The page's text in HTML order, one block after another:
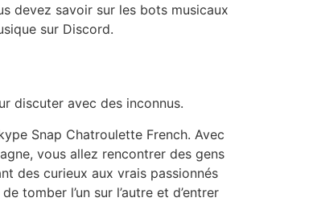
devez savoir sur les bots musicaux
sur Discord.
discuter avec des inconnus.
Snap Chatroulette French. Avec
vous allez rencontrer des gens
des curieux aux vrais passionnés
tomber l’un sur l’autre et d’entrer